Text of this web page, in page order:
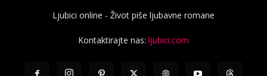
Ljubici online - Život piše ljubavne romane
Kontaktirajte nas: ljubici.com